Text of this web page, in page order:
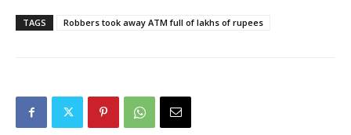
TAGS Robbers took away ATM full of lakhs of rupees